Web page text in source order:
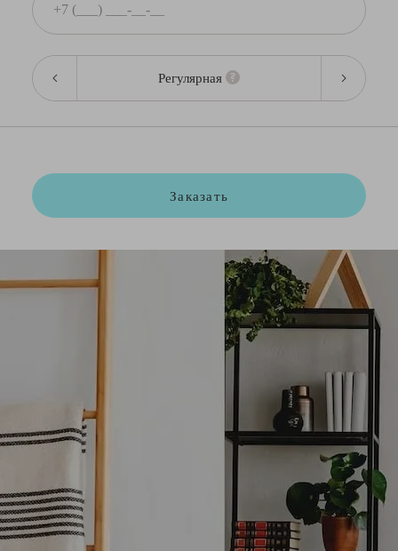
Регулярная
Заказать